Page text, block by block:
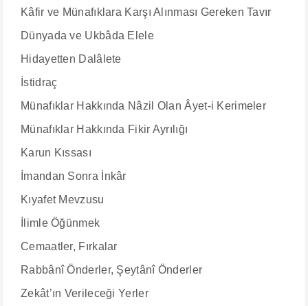
Kâfir ve Münafıklara Karşı Alınması Gereken Tavır
Dünyada ve Ukbâda Elele
Hidayetten Dalâlete
İstidraç
Münafıklar Hakkında Nâzil Olan Âyet-i Kerimeler
Münafıklar Hakkında Fikir Ayrılığı
Karun Kıssası
İmandan Sonra İnkâr
Kıyafet Mevzusu
İlimle Öğünmek
Cemaatler, Fırkalar
Rabbânî Önderler, Şeytânî Önderler
Zekât’ın Verileceği Yerler